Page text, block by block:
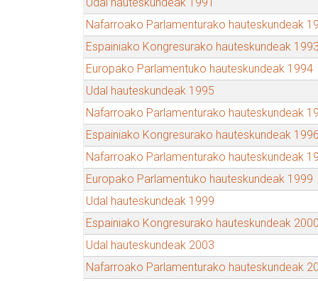
Nafarroako Parlamenturako hauteskundeak
Espainiako Kongresurako hauteskundeak 1993
Europako Parlamentuko hauteskundeak 1994
Udal hauteskundeak 1995
Nafarroako Parlamenturako hauteskundeak
Espainiako Kongresurako hauteskundeak 1996
Nafarroako Parlamenturako hauteskundeak
Europako Parlamentuko hauteskundeak 1999
Udal hauteskundeak 1999
Espainiako Kongresurako hauteskundeak 2000
Udal hauteskundeak 2003
Nafarroako Parlamenturako hauteskundeak